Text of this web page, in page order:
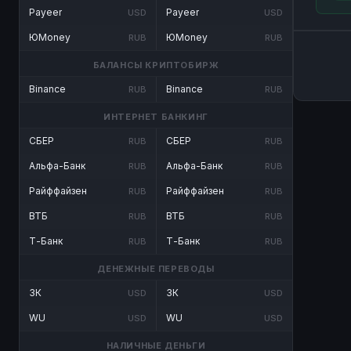
Payeer USD
ЮMoney RUB
Payeer USD
ЮMoney RUB
БАЛАНСЫ КРИПТОБИРЖ
Binance RUB Binance RUB
ИНТЕРНЕТ БАНКИНГ
СБЕР RUB
Альфа-Банк RUB
Райффайзен RUB
ВТБ RUB
Т-Банк RUB
СБЕР RUB
Альфа-Банк RUB
Райффайзен RUB
ВТБ RUB
Т-Банк RUB
ДЕНЕЖНЫЕ ПЕРЕВОДЫ
ЗК USD
WU USD
ЗК USD
WU USD
НАЛИЧНЫЕ ДЕНЬГИ